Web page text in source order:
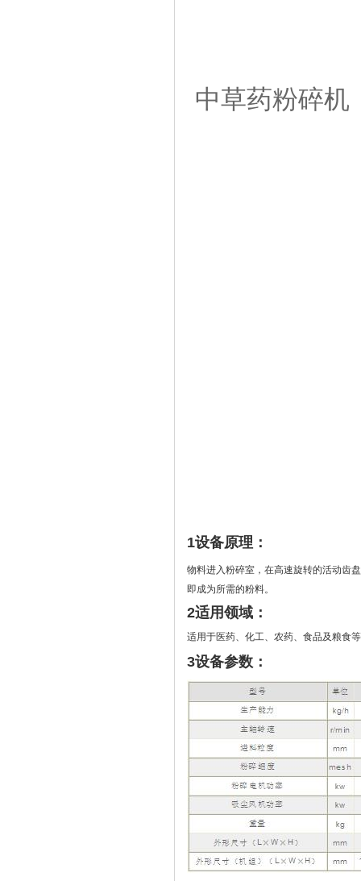
中草药粉碎机
1设备原理：
物料进入粉碎室，在高速旋转的活动齿
即成为所需的粉料。
2适用领域：
适用于医药、化工、农药、食品及粮食
3设备参数：